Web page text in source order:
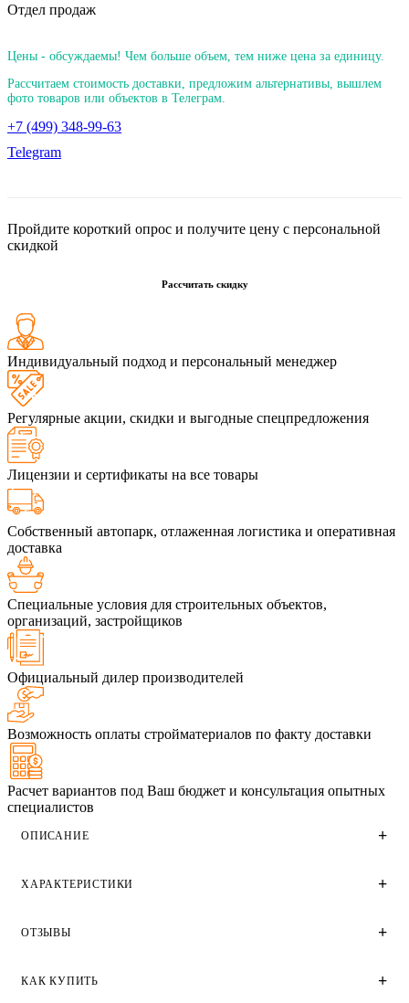
Отдел продаж
Цены - обсуждаемы! Чем больше объем, тем ниже цена за единицу.
Рассчитаем стоимость доставки, предложим альтернативы, вышлем
фото товаров или объектов в Телеграм.
+7 (499) 348-99-63
Telegram
Пройдите короткий опрос и получите цену с персональной
скидкой
Рассчитать скидку
Индивидуальный подход и персональный менеджер
Регулярные акции, скидки и выгодные спецпредложения
Лицензии и сертификаты на все товары
Собственный автопарк, отлаженная логистика и оперативная
доставка
Специальные условия для строительных объектов,
организаций, застройщиков
Официальный дилер производителей
Возможность оплаты стройматериалов по факту доставки
Расчет вариантов под Ваш бюджет и консультация опытных
специалистов
ОПИСАНИЕ
водонепроницаемая Perfekta
высокая прочность и стойкость к истиранию;
ХАРАКТЕРИСТИКИ
Цвет смеси
ОТЗЫВЫ
КАК КУПИТЬ